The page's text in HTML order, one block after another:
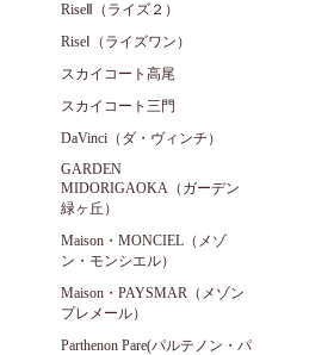
RiseⅡ（ライズ２）
RiseⅠ（ライズワン）
スカイコート高尾
スカイコート三門
DaVinci（ダ・ヴィンチ）
GARDEN
MIDORIGAOKA（ガーデン
緑ヶ丘）
Maison・MONCIEL（メゾ
ン・モンシエル）
Maison・PAYSMAR（メゾン
プレメール）
Parthenon Pare(パルテノン・パ